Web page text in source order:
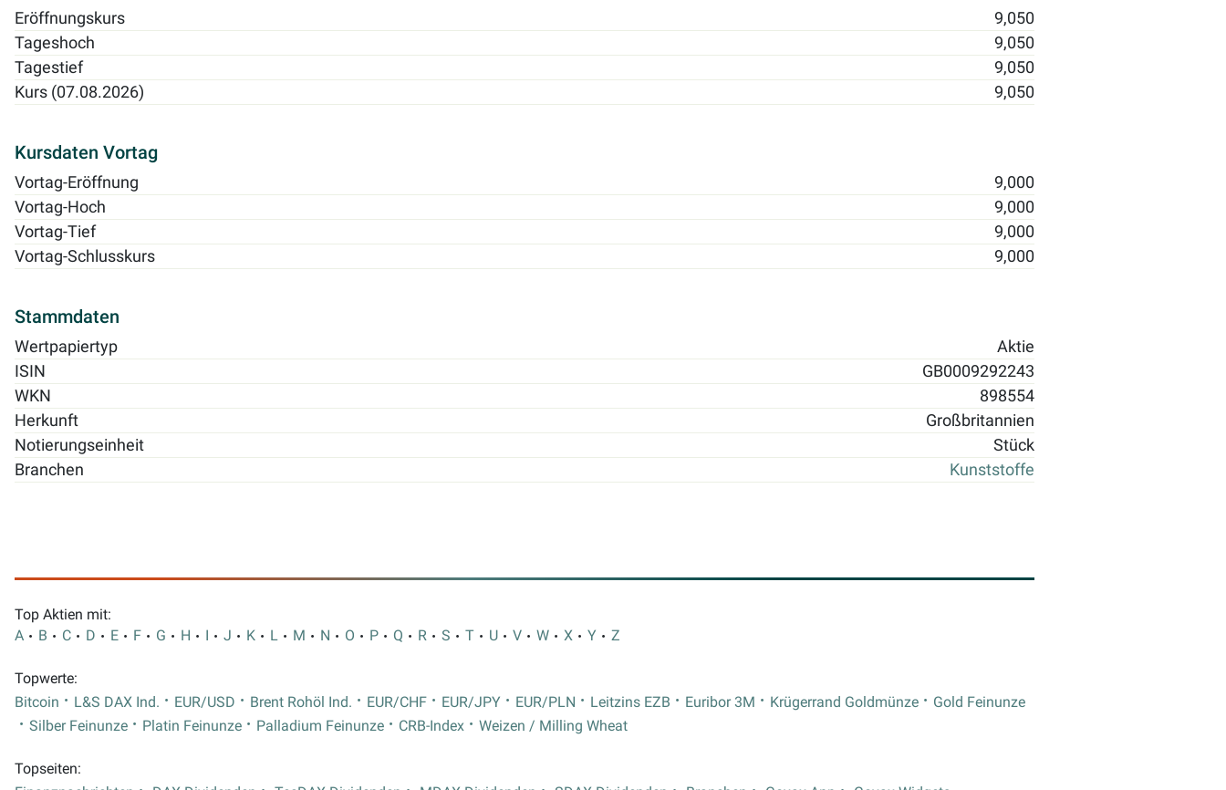
Eröffnungskurs
9,050
Tageshoch
9,050
Tagestief
9,050
Kurs (07.08.2026)
9,050
Kursdaten Vortag
Vortag-Eröffnung
9,000
Vortag-Hoch
9,000
Vortag-Tief
9,000
Vortag-Schlusskurs
9,000
Stammdaten
Wertpapiertyp
Aktie
ISIN
GB0009292243
WKN
898554
Herkunft
Großbritannien
Notierungseinheit
Stück
Branchen
Kunststoffe
Top Aktien mit:
A
B C D E F G H I J K L M N O P Q R S T U V W X Y Z
Topwerte:
Bitcoin
L&S DAX Ind. EUR/USD Brent Rohöl Ind. EUR/CHF EUR/JPY EUR/PLN Leitzins EZB Euribor 3M Krügerrand Goldmünze
Gold Feinunze
Silber Feinunze
Platin Feinunze Palladium Feinunze CRB-Index Weizen / Milling Wheat
Topseiten: